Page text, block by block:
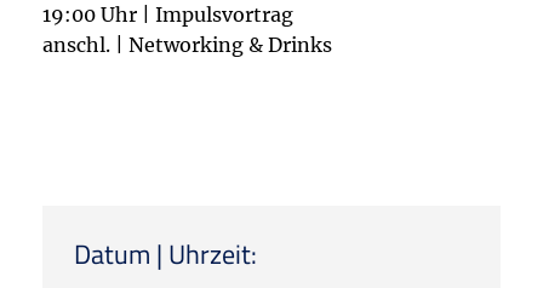
19:00 Uhr | Impulsvortrag
anschl. | Networking & Drinks
Datum | Uhrzeit: